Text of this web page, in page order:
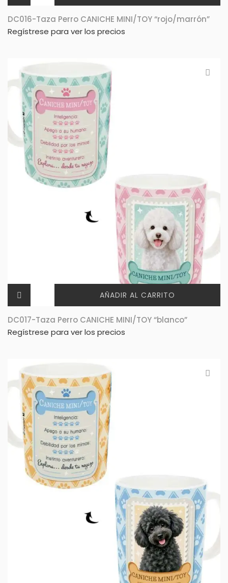
DC016-Taza Perro CANICHE MINI/TOY “rojo/marrón”
Regístrese para ver los precios
AÑADIR AL CARRITO
DC017-Taza Perro CANICHE MINI/TOY “blanco”
Regístrese para ver los precios